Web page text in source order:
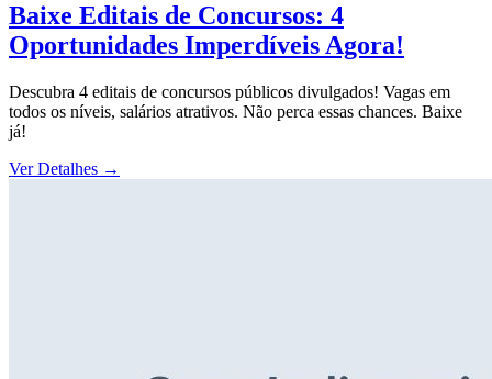
Baixe Editais de Concursos: 4
Oportunidades Imperdíveis Agora!
Descubra 4 editais de concursos públicos divulgados! Vagas em
todos os níveis, salários atrativos. Não perca essas chances. Baixe
já!
Ver Detalhes →